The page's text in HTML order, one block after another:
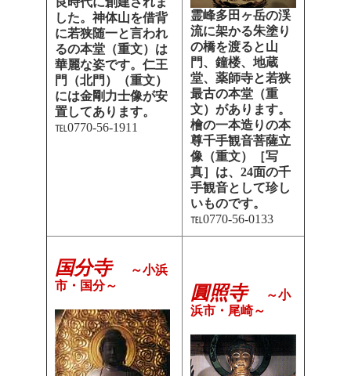
した。神体山を借背
に若狭随一と言われ
るの本堂（重文）は
華麗な姿です。仁王
門（北門）（重文）
には金剛力士像が安
置してあります。
℡0770-56-1911
霊峰多田ヶ岳の渓
流に架かる朱塗り
の橋を渡ると山
門、鐘楼、地蔵
堂、薬師寺と若狭
最古の本堂（重
文）があります。
檜の一本造りの本
尊千手観音菩薩立
像（重文）［写
真］は、 24面の千
手観音として珍し
いものです。
℡0770-56-0133
国分寺
～小浜
市・国分～
圓照寺
～小
浜市・尾崎～